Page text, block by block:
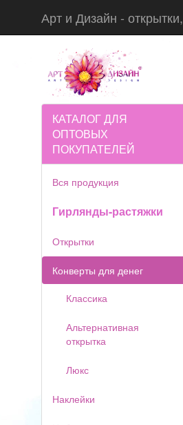
Арт и Дизайн -
КАТАЛОГ ДЛЯ
ОПТОВЫХ
ПОКУПАТЕЛЕЙ
Вся продукция
Гирлянды-растяжки
Открытки
Конверты для денег
Классика
Альтернативная
открытка
Люкс
Наклейки